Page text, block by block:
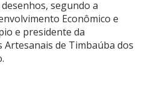
segundo a
Econômico e
e presidente da
Artesanais de Timbaúba dos